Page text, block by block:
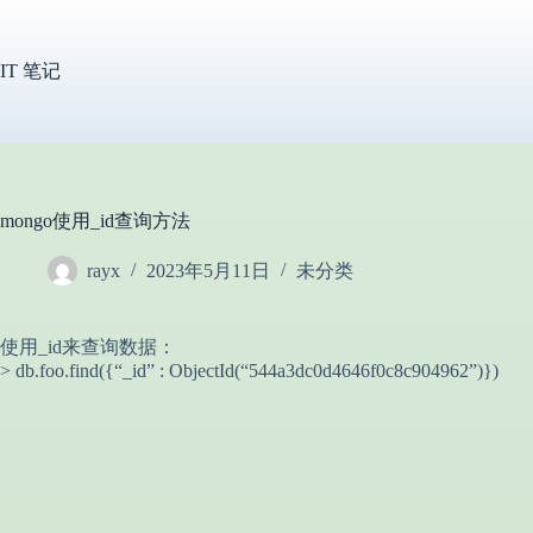
内
IT 笔记
mongo使用_id查询方法
rayx 2023年5月11日 未分类
使用_id来查询数据：
> db.foo.find({“_id” : ObjectId(“544a3dc0d4646f0c8c904962”)})